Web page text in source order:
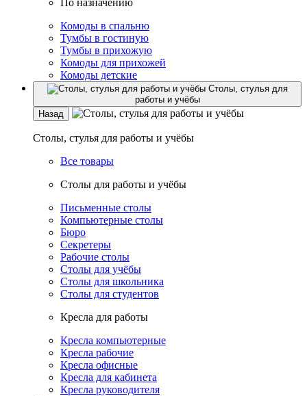
По назначению
Комоды в спальню
Тумбы в гостиную
Тумбы в прихожую
Комоды для прихожей
Комоды детские
Столы, стулья для
работы и учёбы
Назад
Столы, стулья для работы и учёбы
Все товары
Столы для работы и учёбы
Письменные столы
Компьютерные столы
Бюро
Секретеры
Рабочие столы
Столы для учёбы
Столы для школьника
Столы для студентов
Кресла для работы
Кресла компьютерные
Кресла рабочие
Кресла офисные
Кресла для кабинета
Кресла руководителя